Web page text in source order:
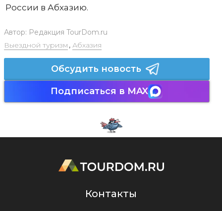
России в Абхазию.
Автор: Редакция TourDom.ru
Выездной туризм , Абхазия
Обсудить новость
Подписаться в MAX
Контакты